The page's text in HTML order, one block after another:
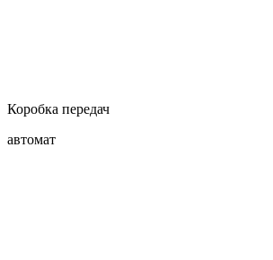
Коробка передач
автомат